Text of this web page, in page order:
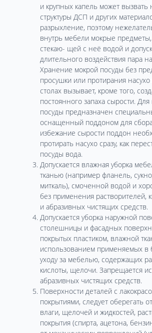
и крупных капель может
структуры ДСП и других
разрыхление, поэтому
внутрь мебели мокрые предметы,
стекаю- щей с неё водой и
длительного воздействия пара
Хранение мокрой посуды без
просушки или протирания
столах вызывает, кроме того,
постоянного запаха сырости.
посуды предназначен
оснащенный поддоном для
избежание сырости поддон
протирать насухо сразу, как
посуды вода.
Допускается влажная уборка
тканью (например фланель,
миткаль), смоченной водой и
без применения растворителей,
и абразивных чистящих средств.
Допускается уборка наружной
столешницы и фасадных
покрытых пластиком, влажной
использованием применяемых в
уходу за мебелью, содержащих
кислоты, щелочи. Запрещается
абразивных чистящих средств.
Поверхности деталей с
покрытиями, следует оберегать
влаги, щелочей и жидкостей,
покрытия (спирта, ацетона,